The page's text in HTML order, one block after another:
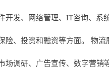
开发、网络管理、IT咨询、系
险、投资和融资等方面。 物流
场调研、广告宣传、数字营销